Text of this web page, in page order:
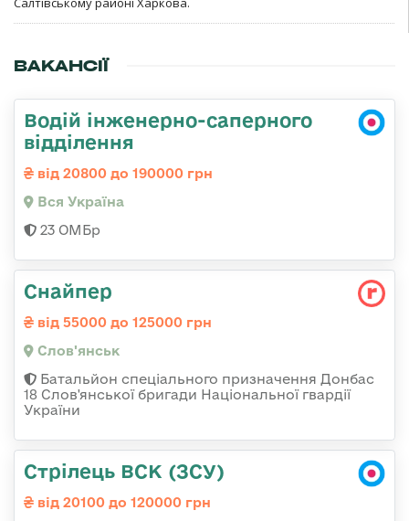
ВАКАНСІЇ
Водій інженерно-саперного
відділення
від 20800 до 190000 грн
Вся Україна
23 ОМБр
Снайпер
від 55000 до 125000 грн
Слов'янськ
Батальйон спеціального призначення Донбас
18 Слов'янської бригади Національної гвардії
України
Стрілець ВСК (ЗСУ)
від 20100 до 120000 грн